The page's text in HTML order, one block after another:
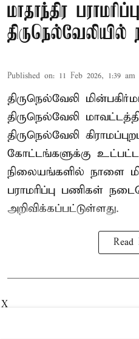
மாதாந்திர
Published on: 11 Feb 2026, 1:39 am
திருநெல்வேலி
திருநெல்வேலி
திருநெல்வேலி
கோட்டங்களுக்கு
நிலையங்களில் நாளை
பராமரிப்பு பணிகள்
அறிவிக்கப்பட்டுள்ளது.
Read
X